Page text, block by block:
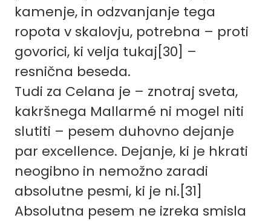
kamenje, in odzvanjanje tega
ropota v skalovju, potrebna – proti
govorici, ki velja tukaj[30] –
resnična beseda.
Tudi za Celana je – znotraj sveta,
kakršnega Mallarmé ni mogel niti
slutiti – pesem duhovno dejanje
par excellence. Dejanje, ki je hkrati
neogibno in nemožno zaradi
absolutne pesmi, ki je ni.[31]
Absolutna pesem ne izreka smisla